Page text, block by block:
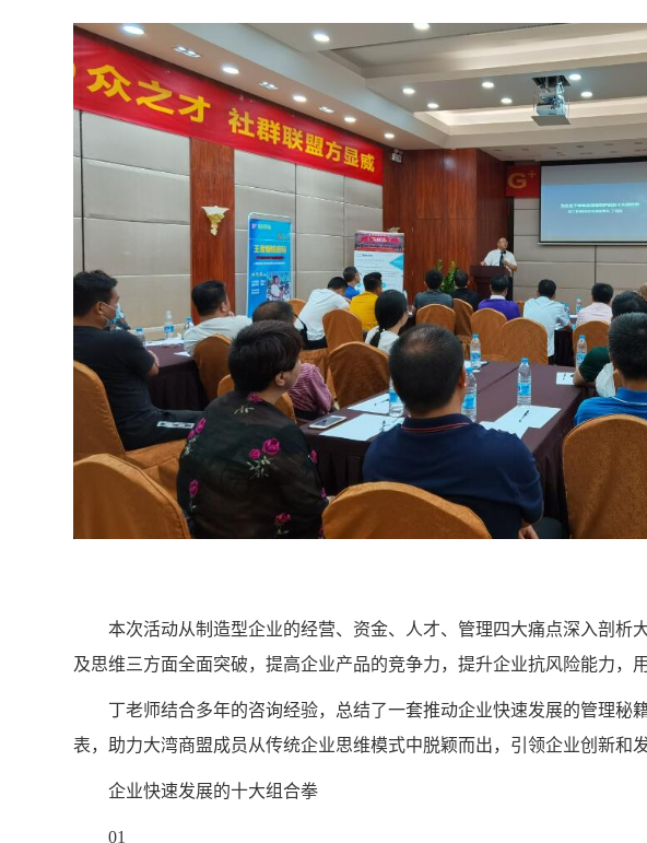
本次活动从制造型企业的经营、资金、人才、管理四大痛点深入剖析
及思维三方面全面突破，提高企业产品的竞争力，提升企业抗风险能力，
丁老师结合多年的咨询经验，总结了一套推动企业快速发展的管理秘
表，助力大湾商盟成员从传统企业思维模式中脱颖而出，引领企业创新和
企业快速发展的十大组合拳
01